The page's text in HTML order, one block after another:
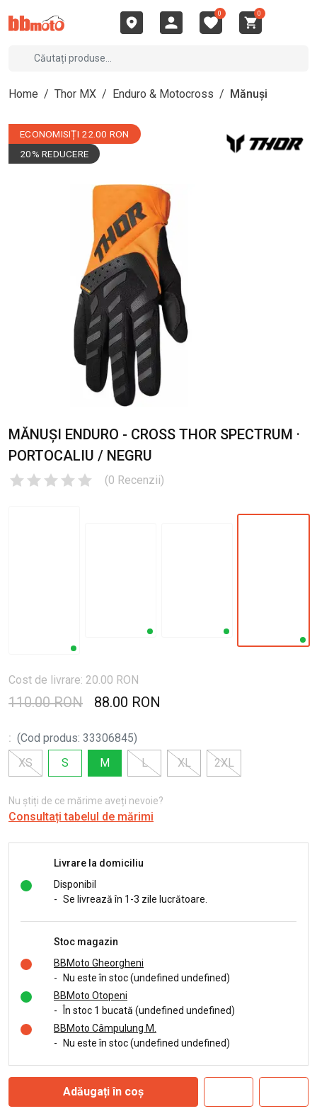
0 0
Home / Thor MX / Enduro & Motocross / Mănuși
ECONOMISIȚI 22.00 RON
20% REDUCERE
MĂNUȘI ENDURO - CROSS THOR SPECTRUM ·
PORTOCALIU / NEGRU
(0 Recenzii)
Cost de livrare: 20.00 RON
110.00 RON 88.00 RON
: (Cod produs: 33306845)
XS
S M L XL 2XL
Nu știți de ce mărime aveți nevoie?
Consultați tabelul de mărimi
Livrare la domiciliu
Disponibil
- Se livrează în 1-3 zile lucrătoare.
Stoc magazin
BBMoto Gheorgheni
-
Nu este în stoc (undefined undefined)
BBMoto Otopeni
-
În stoc 1 bucată (undefined undefined)
BBMoto Câmpulung M.
-
Nu este în stoc (undefined undefined)
Adăugați în coș